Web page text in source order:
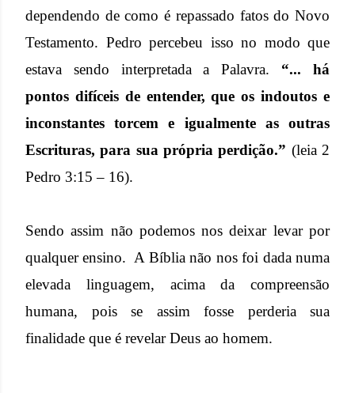
dependendo de como é repassado fatos do Novo
Testamento. Pedro percebeu isso no modo que
estava sendo interpretada a Palavra. “... há
pontos difíceis de entender, que os indoutos e
inconstantes torcem e igualmente as outras
Escrituras, para sua própria perdição.” (leia 2
Pedro 3:15 – 16).
Sendo assim não podemos nos deixar levar por
qualquer ensino. A Bíblia não nos foi dada numa
elevada linguagem, acima da compreensão
humana, pois se assim fosse perderia sua
finalidade que é revelar Deus ao homem.